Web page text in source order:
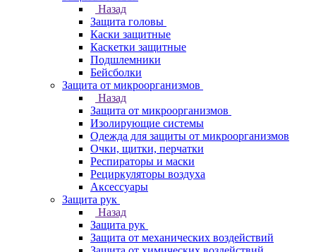
Назад
Защита головы
Каски защитные
Каскетки защитные
Подшлемники
Бейсболки
Защита от микроорганизмов
Назад
Защита от микроорганизмов
Изолирующие системы
Одежда для защиты от микроорганизмов
Очки, щитки, перчатки
Респираторы и маски
Рециркуляторы воздуха
Аксессуары
Защита рук
Назад
Защита рук
Защита от механических воздействий